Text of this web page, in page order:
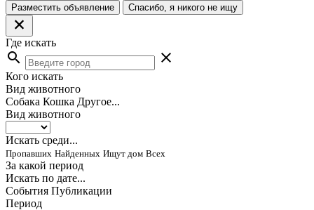
Разместить объявление Спасибо, я никого не ищу
Где искать
search close
Кого искать
Вид животного
Собака Кошка Другое...
Вид животного
Искать среди...
Пропавших Найденных Ищут дом Всех
За какой период
Искать по дате...
События Публикации
Период